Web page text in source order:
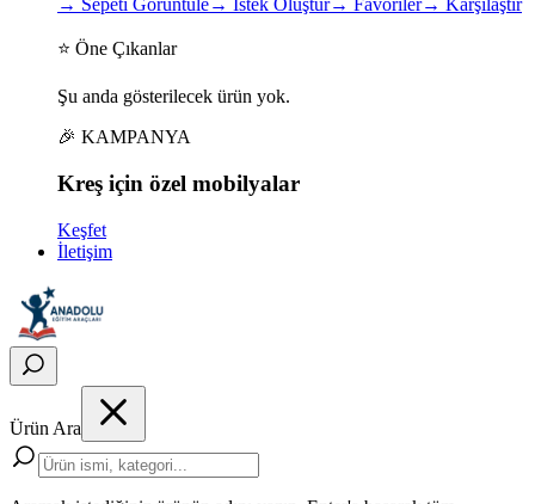
→ Sepeti Görüntüle→ İstek Oluştur→ Favoriler→ Karşılaştır
⭐ Öne Çıkanlar
Şu anda gösterilecek ürün yok.
🎉 KAMPANYA
Kreş için özel mobilyalar
Keşfet
İletişim
Ürün Ara